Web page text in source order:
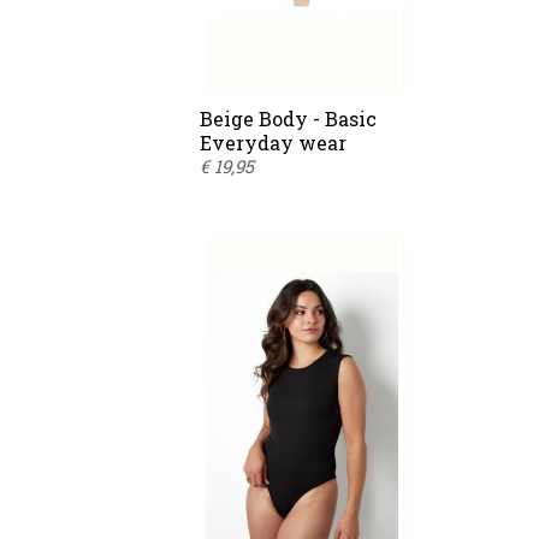
Beige Body - Basic
Everyday wear
€ 19,95